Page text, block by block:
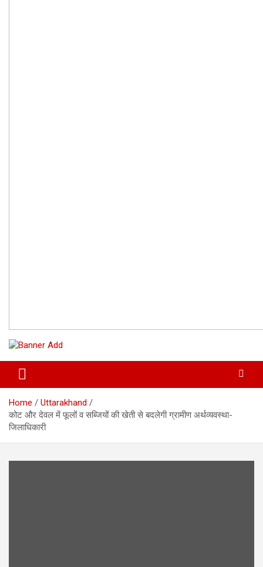
Home
Uttarakhand
कोट और देवल में फूलों व सब्जियों की खेती से बदलेगी ग्रामीण अर्थव्यवस्था-
जिलाधिकारी